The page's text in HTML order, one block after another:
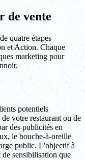
de vente
quatre étapes
et Action. Chaque
marketing pour
potentiels
votre restaurant ou de
des publicités en
le bouche-à-oreille
public. L'objectif à
de sensibilisation que